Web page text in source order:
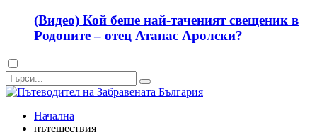
(Видео) Кой беше най-таченият свещеник в
Родопите – отец Атанас Аролски?
Dark
mode
Начална
пътешествия